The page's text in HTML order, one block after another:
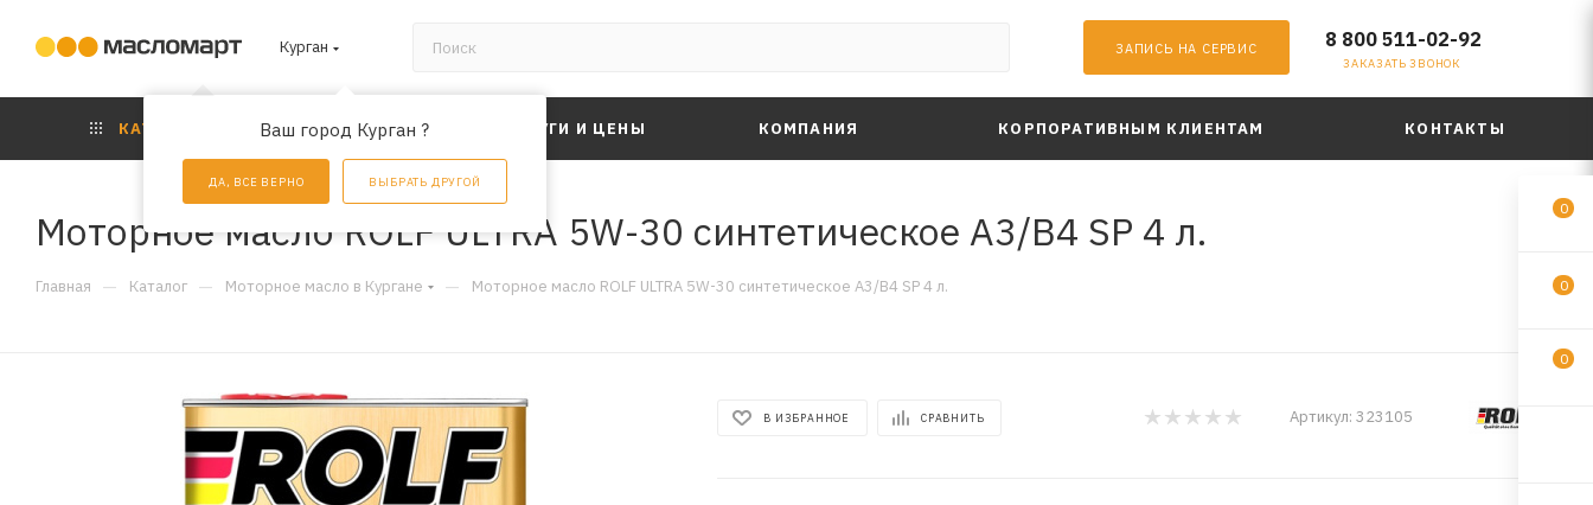
Курган
Ваш город Курган ?
ДА, ВСЕ ВЕРНО ВЫБРАТЬ ДРУГОЙ
ЗАПИСЬ НА СЕРВИС 8 800 511-02-92
ЗАКАЗАТЬ ЗВОНОК
КАТАЛОГ АКЦИИ УСЛУГИ И ЦЕНЫ КОМПАНИЯ КОРПОРАТИВНЫМ КЛИЕНТАМ КОНТАКТЫ
Моторное масло ROLF ULTRA 5W-30 синтетическое A3/B4 SP 4 л.
Главная — Каталог — Моторное масло в Кургане — Моторное масло ROLF ULTRA 5W-30 синтетическое A3/B4 SP 4 л.
В ИЗБРАННОЕ СРАВНИТЬ Артикул: 323105
0
0
0